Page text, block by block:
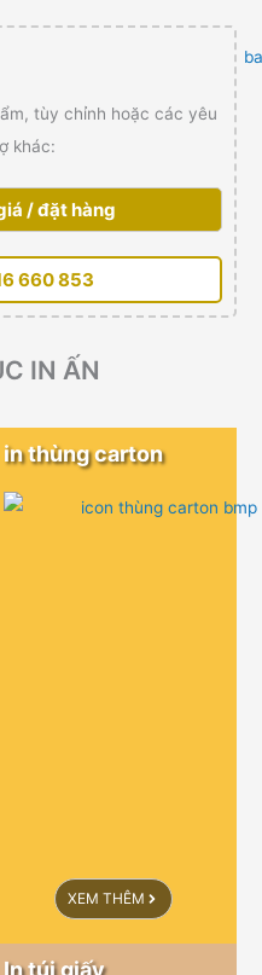
tùy chỉnh hoặc các yêu
khác:
/ đặt hàng
660 853
IN ẤN
in thùng carton
XEM THÊM